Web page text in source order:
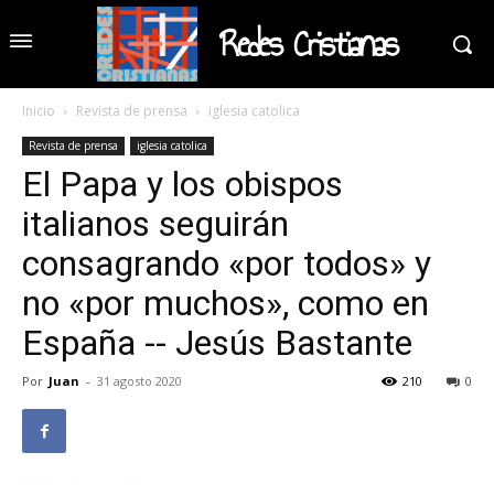
Redes Cristianas
Inicio Revista de prensa iglesia catolica
Revista de prensa iglesia catolica
El Papa y los obispos
italianos seguirán
consagrando «por todos» y
no «por muchos», como en
España -- Jesús Bastante
Por Juan - 31 agosto 2020 0
210